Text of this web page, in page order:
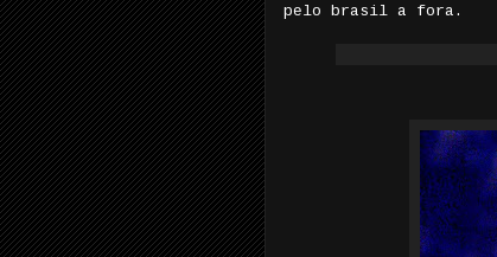
pelo brasil a fora.